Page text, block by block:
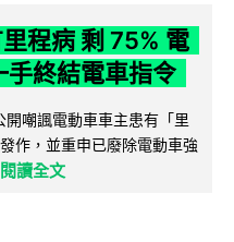
程病 剩 75% 電
手終結電車指令
嘲諷電動車車主患有「里
作，並重申已廢除電動車強
閱讀全文